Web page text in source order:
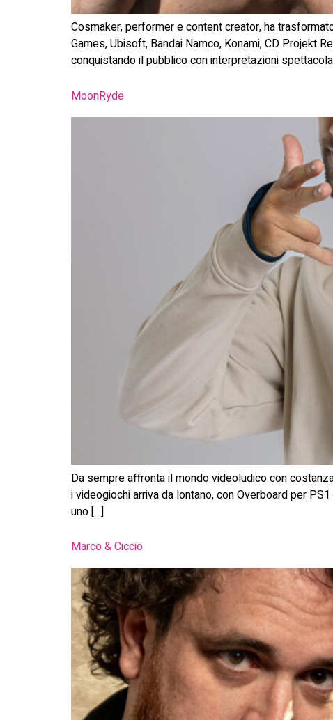
Cosmaker, performer e content creator, ha
Games, Ubisoft, Bandai Namco, Konami, CD Projekt
conquistando il pubblico con interpretazioni
MoonRyde
Da sempre affronta il mondo videoludico con
i videogiochi arriva da lontano, con Overboard per
uno […]
Marco & Ciccio